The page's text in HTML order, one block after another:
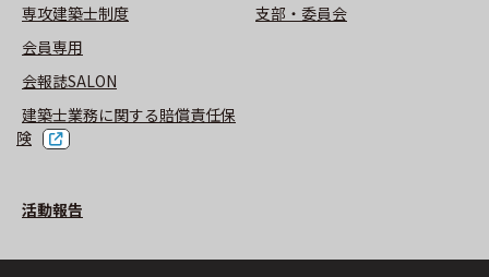
専攻建築士制度
会員専用
会報誌SALON
建築士業務に関する賠償責任保
険
⽀部・委員会
活動報告